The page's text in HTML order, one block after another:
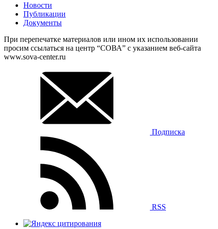
Новости
Публикации
Документы
При перепечатке материалов или ином их использовании
просим ссылаться на центр “СОВА” с указанием веб-сайта
www.sova-center.ru
Подписка
RSS